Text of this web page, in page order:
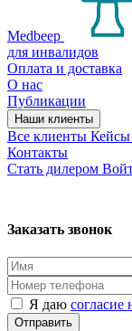
Medbeep
для инвалидов
Оплата и доставка
О нас
Публикации
Наши клиенты
Все клиенты Кейсы
Контакты
Стать дилером
Заказать звонок
Я даю согласие
Отправить